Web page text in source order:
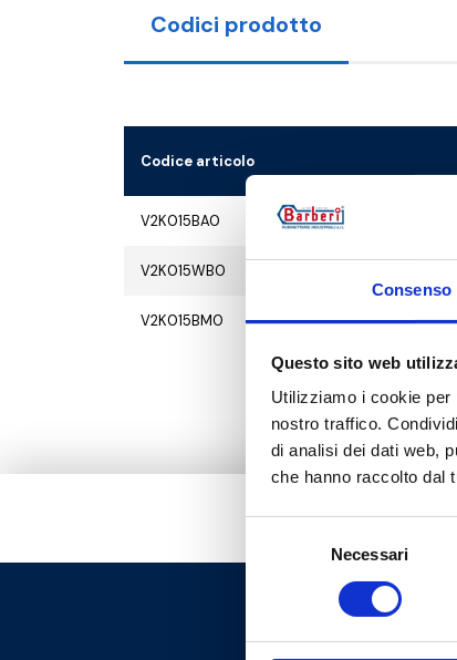
Consenso
Questo sito web
Utilizziamo i cookie
nostro traffico.
di analisi dei dati web,
che hanno raccolto dal
Necessari
Codici prodotto
Codice articolo
V2K015BA0
V2K015WB0
V2K015BM0